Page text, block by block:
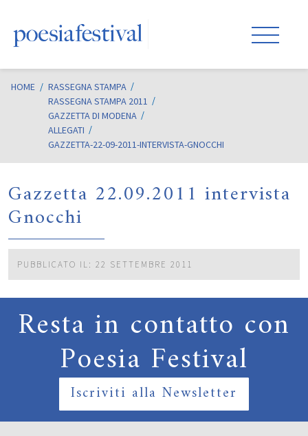
HOME / RASSEGNA STAMPA
RASSEGNA STAMPA 2011
GAZZETTA DI MODENA
ALLEGATI
GAZZETTA-22-09-2011-INTERVISTA-GNOCCHI
Gazzetta 22.09.2011 intervista
Gnocchi
PUBBLICATO IL: 22 SETTEMBRE 2011
Resta in contatto con
Poesia Festival
Iscriviti alla Newsletter